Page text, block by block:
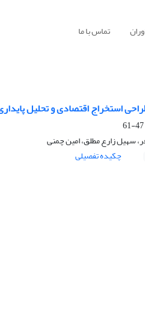
تماس با ما
استخراج اقتصادی و تحلیل
47-61
سهیل زارع مطلق، امین چمنی
چکیده تفصیلی